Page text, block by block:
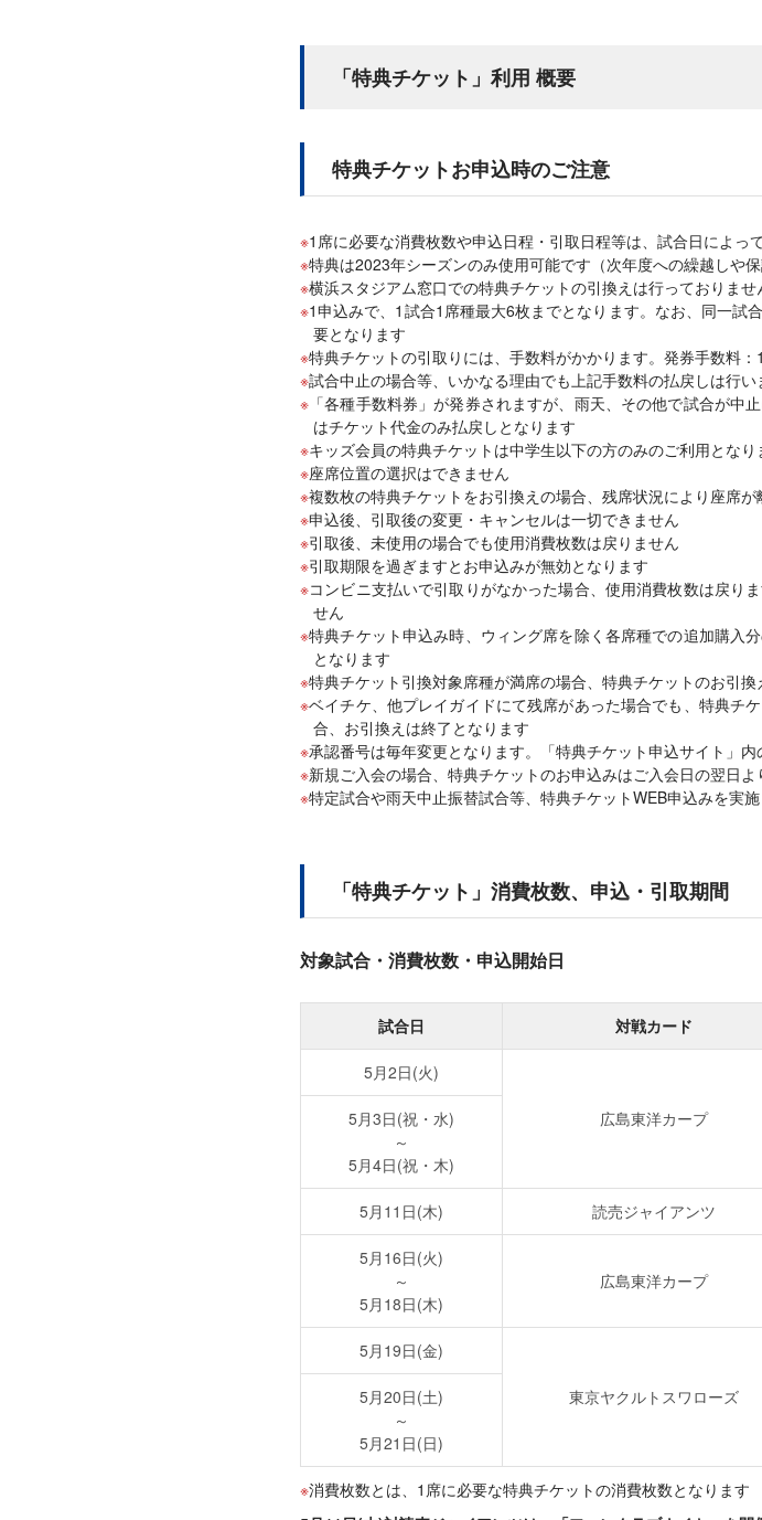
「特典チケット」利用 概要
特典チケットお申込時のご注意
1席に必要な消費枚数や申込日程・引取日程等は、試合日によっ
特典は2023年シーズンのみ使用可能です（次年度への繰越しや保
横浜スタジアム窓口での特典チケットの引換えは行っておりま
1申込みで、1試合1席種最大6枚までとなります。なお、同一試
要となります
特典チケットの引取りには、手数料がかかります。発券手数料
試合中止の場合等、いかなる理由でも上記手数料の払戻しは行い
「各種手数料券」が発券されますが、雨天、その他で試合が
はチケット代金のみ払戻しとなります
キッズ会員の特典チケットは中学生以下の方のみのご利用となり
座席位置の選択はできません
複数枚の特典チケットをお引換えの場合、残席状況により座席
申込後、引取後の変更・キャンセルは一切できません
引取後、未使用の場合でも使用消費枚数は戻りません
引取期限を過ぎますとお申込みが無効となります
コンビニ支払いで引取りがなかった場合、使用消費枚数は戻り
せん
特典チケット申込み時、ウィング席を除く各席種での追加購入
となります
特典チケット引換対象席種が満席の場合、特典チケットのお引換
ベイチケ、他プレイガイドにて残席があった場合でも、特典チ
合、お引換えは終了となります
承認番号は毎年変更となります。「特典チケット申込サイト」
新規ご入会の場合、特典チケットのお申込みはご入会日の翌日
特定試合や雨天中止振替試合等、特典チケットWEB申込みを実
「特典チケット」消費枚数、申込・引取期間
対象試合・消費枚数・申込開始日
試合日 対戦カード
5月2日(火)
広島東洋カープ
5月3日(祝・水)
～
5月4日(祝・木)
5月11日(木) 読売ジャイアンツ
5月16日(火)
～
5月18日(木)
広島東洋カープ
5月19日(金)
東京ヤクルトスワローズ
5月20日(土)
～
5月21日(日)
消費枚数とは、1席に必要な特典チケットの消費枚数となります